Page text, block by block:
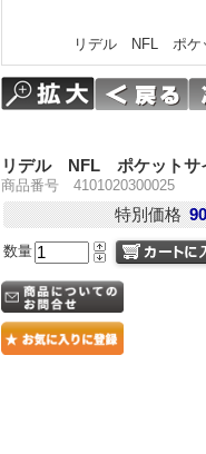
リデル NFL ポケ
リデル NFL ポケットサ
商品番号 4101020300025
特別価格
数量